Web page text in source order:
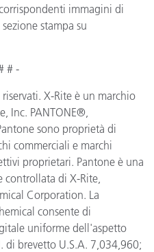
immagini di
stampa su
# -
X-Rite è un marchio
Inc. PANTONE®,
sono proprietà di
commerciali e marchi
proprietari. Pantone è una
di X-Rite,
Corporation. La
consente di
uniforme dell'aspetto
di brevetto U.S.A. 7,034,960;